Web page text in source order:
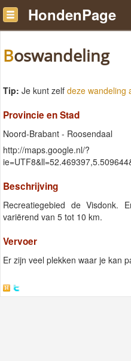
HondenPage
Boswandeling
Tip: Je kunt zelf deze wandeling
Provincie en Stad
Noord-Brabant - Roosendaal
http://maps.google.nl/?
Beschrijving
Recreatiegebied de Visdonk.
variërend van 5 tot 10 km.
Vervoer
Er zijn veel plekken waar je kan